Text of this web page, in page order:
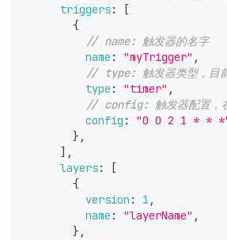
triggers:
[
{
// name: 触发器的名字
name : "myTrigger" ,
// type: 触发器类型，目
type : "timer" ,
// config: 触发器配置，
config : "0 0 2 1 * *
} ,
] ,
layers:
[
{
version : 1 ,
name : "layerName" ,
} ,